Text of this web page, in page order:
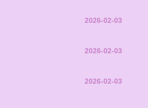
2026-02-03
2026-02-03
2026-02-03